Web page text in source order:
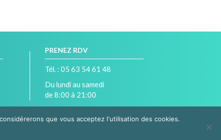
PRENEZ RDV
Tél. : 05 63 54 61 48
Du lundi au samedi
de 8:00 à 21:00
81000 Albi
que vous acceptez l'utilisation des cookies.